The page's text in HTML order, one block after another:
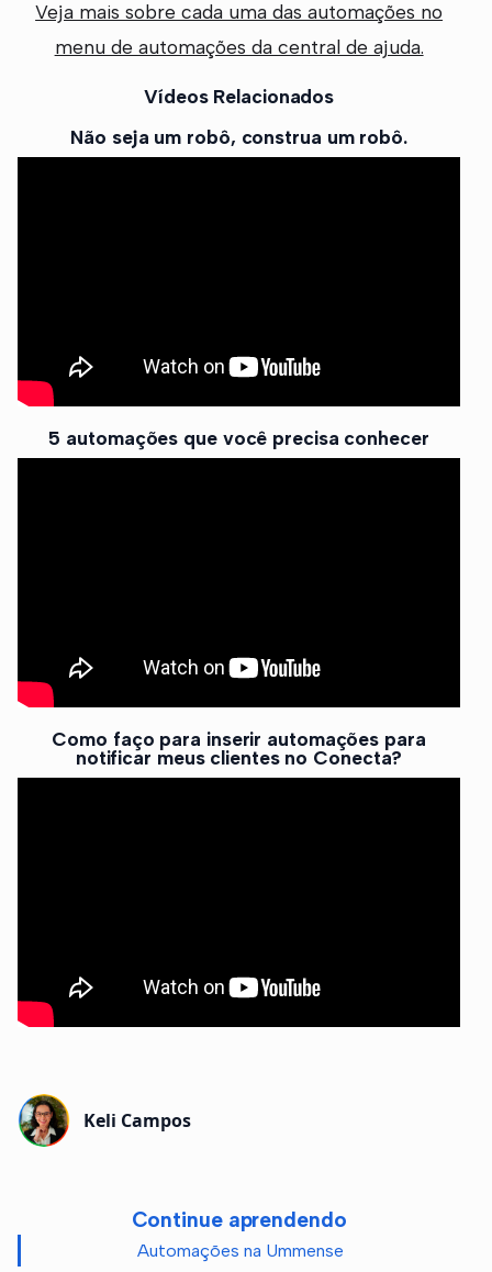
Continue aprendendo
Automações na Ummense
Veja mais sobre cada uma das automações no
menu de automações da central de ajuda.
Vídeos Relacionados
Não seja um robô, construa um robô.
5 automações que você precisa conhecer
Como faço para inserir automações para
notificar meus clientes no Conecta?
Keli Campos